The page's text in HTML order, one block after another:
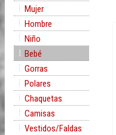
Mujer
Hombre
Niño
Bebé
Gorras
Polares
Chaquetas
Camisas
Vestidos/Faldas